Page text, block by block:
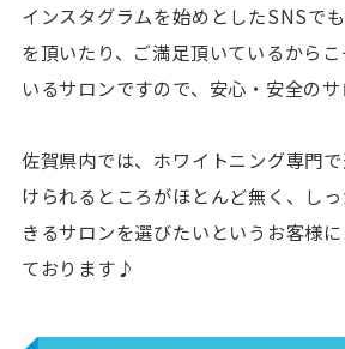
インスタグラムを始めとしたSNSで
を頂いたり、ご満足頂いているから
いるサロンですので、安心・安全のサ
佐賀県内では、ホワイトニング専門
けられるところがほとんど無く、し
きるサロンを選びたいというお客様
ております♪